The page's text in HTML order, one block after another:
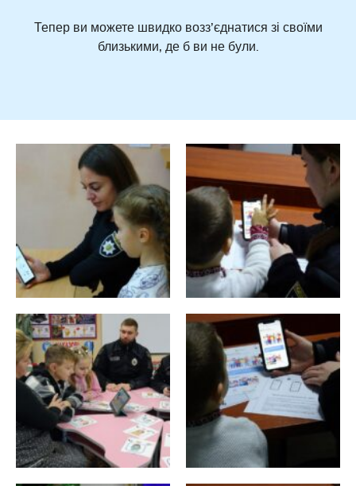
Тепер ви можете швидко возз’єднатися зі своїми
близькими, де б ви не були.